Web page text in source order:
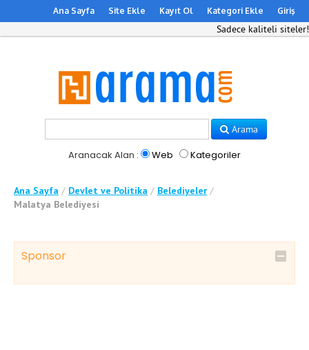
Ana Sayfa Site Ekle Kayıt Ol Kategori Ekle Giriş
Sadece kaliteli siteler!
Arama
Aranacak Alan : Web Kategoriler
Ana Sayfa / Devlet ve Politika / Belediyeler /
Malatya Belediyesi
Sponsor